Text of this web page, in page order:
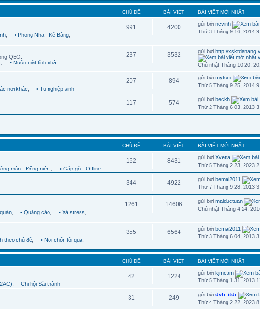
CHỦ ĐỀ BÀI VIẾT BÀI VIẾT MỚI NHẤT
• Phong Nha - Kẻ Bàng
991 4200 gửi bởincvinh
Thứ 3 Tháng 9 16, 2014
QBO.
• Muôn mặt tỉnh nhà
237 3532 gửi bởihttp://
Chủ nhật Tháng 10 20,
nơi khác • Tu nghiệp sinh
207 894 gửi bởimytom
Thứ 5 Tháng 9 25, 2014
117 574 gửi bởibeckh
Thứ 2 Tháng 6 03, 2013
CHỦ ĐỀ BÀI VIẾT BÀI VIẾT MỚI NHẤT
môn - Đồng niên. • Gặp gỡ - Offline
162 8431 gửi bởiXvetta
Thứ 5 Tháng 2 23, 2023
344 4922 gửi bởibemai2011
Thứ 7 Tháng 9 28, 2013
• Quảng cáo • Xả stress
1261 14606 gửi bởimaiductuan
Chủ nhật Tháng 4 24,
theo chủ đề • Nơi chốn tôi qua
355 6564 gửi bởibemai2011
Thứ 3 Tháng 6 04, 2013
CHỦ ĐỀ BÀI VIẾT BÀI VIẾT MỚI NHẤT
Chi hội Sài thành
42 1224 gửi bởikjmcam
Thứ 5 Tháng 1 31, 2013
31 249 gửi bởidvh_itdr
Thứ 4 Tháng 2 22, 2023